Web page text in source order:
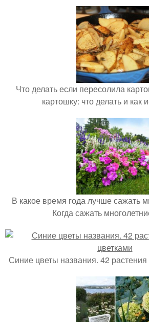
Что делать если пересолила
картошку: что делать и как
В какое время года лучше сажать
Когда сажать
Синие цветы названия. 42